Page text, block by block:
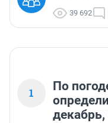
39 692
1
По